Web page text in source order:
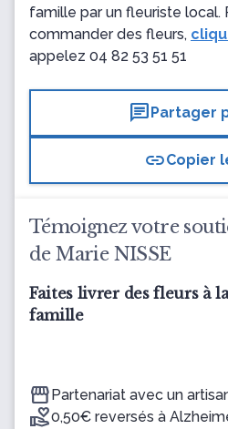
famille par un fleuriste local.
commander des fleurs,
appelez 04 82 53 51 51
chatPartager
linkCopier
Témoignez votre
de Marie NISSE
Faites livrer des fleurs à
famille
Partenariat avec un
0,50€ reversés à